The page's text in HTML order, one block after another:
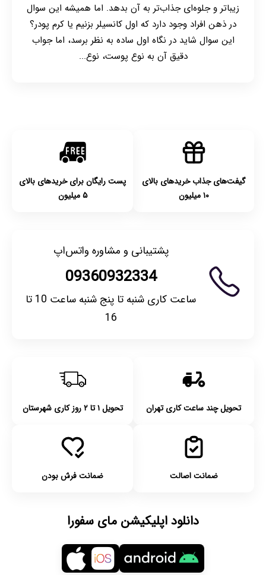
زیباتر و جلوه‌ای جذاب‌تر به آن بدهد. اما همیشه این سوال
در ذهن افراد وجود دارد که اول کانسیلر بزنیم یا کرم پودر؟
این سوال شاید در نگاه اول ساده به نظر برسد، اما جواب
دقیق آن به نوع پوست، نوع...
گیفت‌های جذاب خریدهای بالای
۱۰ میلیون
پست رایگان برای خریدهای بالای
۵ میلیون
پشتیبانی و مشاوره واتس‌اپ
09360932334
ساعت کاری شنبه تا پنج شنبه ساعت 10 تا
16
تحویل چند ساعت کاری تهران تحویل ۱ تا ۲ روز کاری شهرستان
ضمانت اصالت ضمانت فرش بودن
دانلود اپلیکیشن مای سفورا